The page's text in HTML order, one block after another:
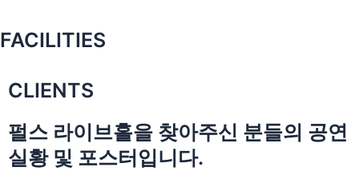
FACILITIES
CLIENTS
펄스 라이브홀을 찾아주신 분들의 공연
실황 및 포스터입니다.